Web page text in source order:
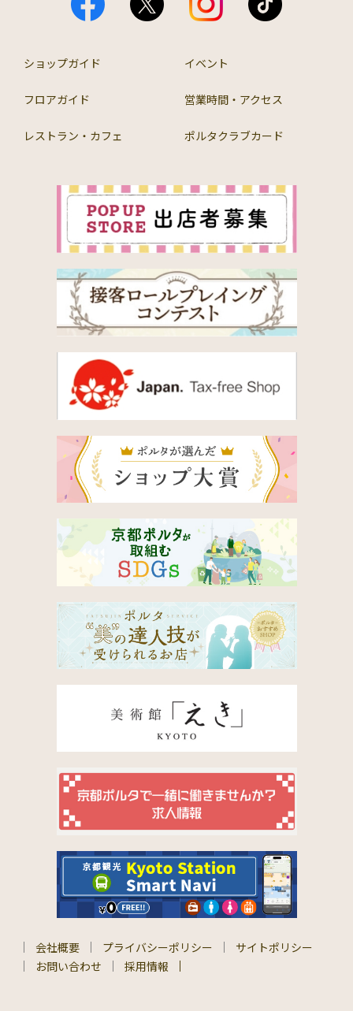
ショップガイド イベント
フロアガイド 営業時間・アクセス
レストラン・カフェ ポルタクラブカード
会社概要 プライバシーポリシー
サイトポリシー
お問い合わせ
採用情報